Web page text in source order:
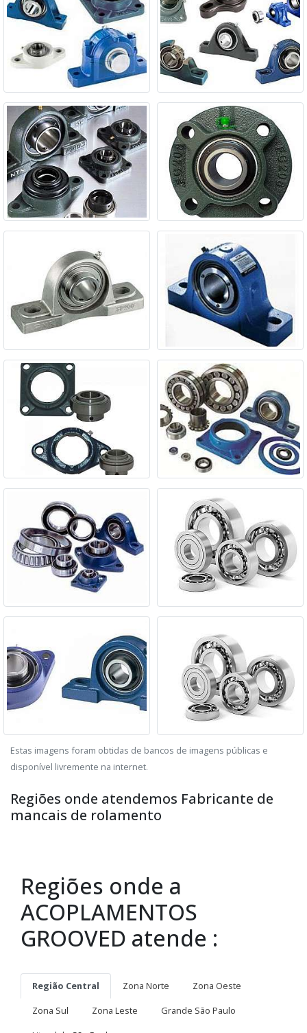
Estas imagens foram obtidas de bancos de imagens públicas e
disponível livremente na internet.
Regiões onde atendemos Fabricante de
mancais de rolamento
Regiões onde a
ACOPLAMENTOS
GROOVED atende :
Região Central Zona Norte
Zona Oeste
Zona Sul
Zona Leste
Grande São Paulo